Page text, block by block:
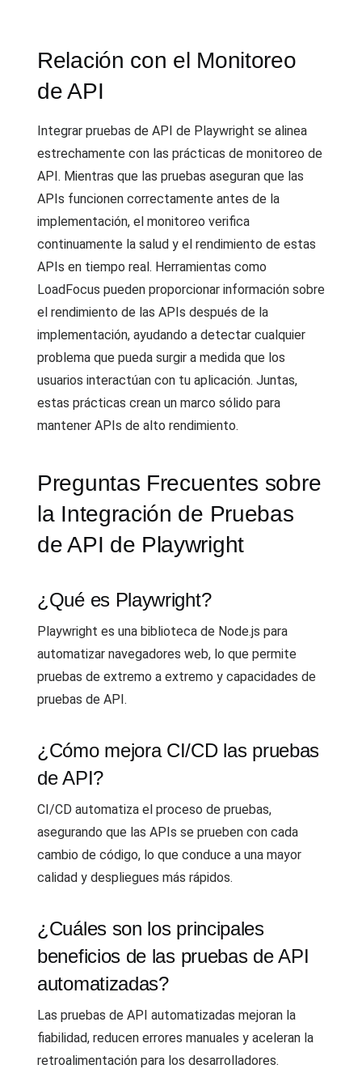
Relación con el Monitoreo
de API
Integrar pruebas de API de Playwright se alinea
estrechamente con las prácticas de monitoreo de
API. Mientras que las pruebas aseguran que las
APIs funcionen correctamente antes de la
implementación, el monitoreo verifica
continuamente la salud y el rendimiento de estas
APIs en tiempo real. Herramientas como
LoadFocus pueden proporcionar información sobre
el rendimiento de las APIs después de la
implementación, ayudando a detectar cualquier
problema que pueda surgir a medida que los
usuarios interactúan con tu aplicación. Juntas,
estas prácticas crean un marco sólido para
mantener APIs de alto rendimiento.
Preguntas Frecuentes sobre
la Integración de Pruebas
de API de Playwright
¿Qué es Playwright?
Playwright es una biblioteca de Node.js para
automatizar navegadores web, lo que permite
pruebas de extremo a extremo y capacidades de
pruebas de API.
¿Cómo mejora CI/CD las pruebas
de API?
CI/CD automatiza el proceso de pruebas,
asegurando que las APIs se prueben con cada
cambio de código, lo que conduce a una mayor
calidad y despliegues más rápidos.
¿Cuáles son los principales
beneficios de las pruebas de API
automatizadas?
Las pruebas de API automatizadas mejoran la
fiabilidad, reducen errores manuales y aceleran la
retroalimentación para los desarrolladores.